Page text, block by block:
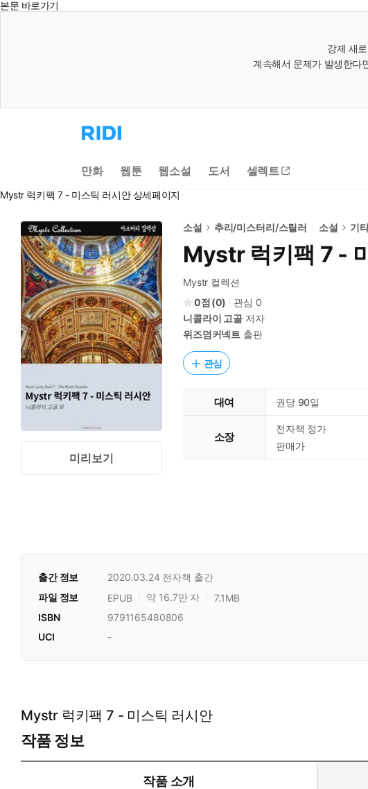
본문 바로가기
강제 새
계속해서 문제가 발생한다
리
디
으
로
동
만화 웹툰 웹소설 도서 셀렉트
Mystr 럭키팩 7 - 미스틱 러시안 상세페이지
미리보기
소설 추리/미스터리/스릴러 소설 기
Mystr 럭키팩 7 -
Mystr 컬렉션
0
(0) 관심 0
니콜라이 고골 저자
위즈덤커넥트 출판
관심
대여 권당 90일
소장
전자책 정가
판매가
출간 정보 2020.03.24 전자책 출간
파일 정보
EPUB 약 16.7만 자 7.1MB
ISBN
9791165480806
UCI
-
Mystr 럭키팩 7 - 미스틱 러시안
작품 정보
작품 소개